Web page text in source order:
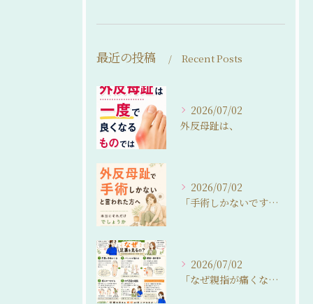
最近の投稿 Recent Posts
2026/07/02
外反母趾は、
2026/07/02
「手術しかないですね…」
2026/07/02
「なぜ親指が痛くなるの？」